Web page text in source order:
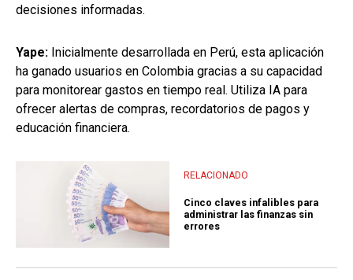
decisiones informadas.
Yape: Inicialmente desarrollada en Perú, esta aplicación
ha ganado usuarios en Colombia gracias a su capacidad
para monitorear gastos en tiempo real. Utiliza IA para
ofrecer alertas de compras, recordatorios de pagos y
educación financiera.
RELACIONADO
Cinco claves infalibles para
administrar las finanzas sin
errores